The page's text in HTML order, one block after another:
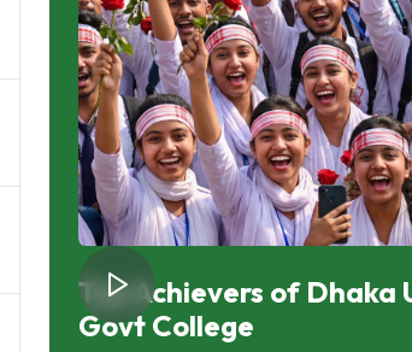
Top Achievers of Dhaka
Govt College